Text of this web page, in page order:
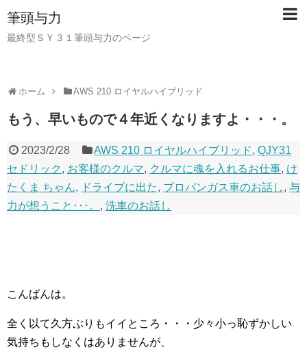
筆頭与力
最終型ＳＹ３１筆頭与力のページ
ホーム AWS 210 ロイヤルハイブリッド
もう、早いもので４年近くなりますよ・・・。
2023/2/28 AWS 210 ロイヤルハイブリッド,QJY31
セドリック , お客様のクルマ, クルマに魂を入れるお仕事, け
たくま ちゃん, ドライブに出た, プロパンガス車のお話し, 与
力が想うこと･･･。 , 洗車のお話し
こんばんは。
全く以て久方ぶりもイイところ・・・少々小っ恥ずかしい
気持ちもしなくはありませんが、